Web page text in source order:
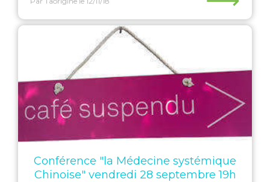
Conférence "la Médecine systémique
Chinoise" vendredi 28 septembre 19h